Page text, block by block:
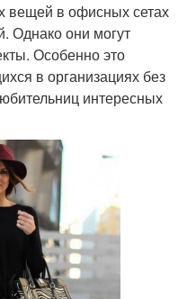
в офисных сетах
Однако они могут
Особенно это
в организациях без
интересных